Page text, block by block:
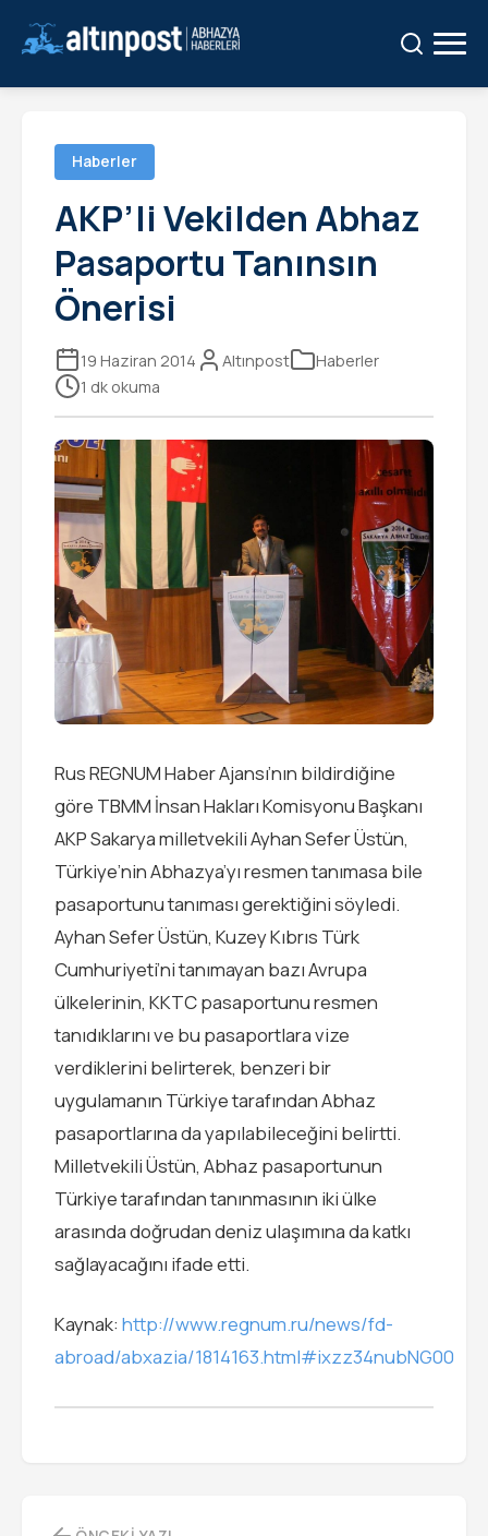
Haberler
AKP’li Vekilden Abhaz
Pasaportu Tanınsın
Önerisi
19 Haziran 2014 Altınpost
Haberler
1 dk okuma
Rus REGNUM Haber Ajansı’nın bildirdiğine
göre TBMM İnsan Hakları Komisyonu Başkanı
AKP Sakarya milletvekili Ayhan Sefer Üstün,
Türkiye’nin Abhazya’yı resmen tanımasa bile
pasaportunu tanıması gerektiğini söyledi.
Ayhan Sefer Üstün, Kuzey Kıbrıs Türk
Cumhuriyeti’ni tanımayan bazı Avrupa
ülkelerinin, KKTC pasaportunu resmen
tanıdıklarını ve bu pasaportlara vize
verdiklerini belirterek, benzeri bir
uygulamanın Türkiye tarafından Abhaz
pasaportlarına da yapılabileceğini belirtti.
Milletvekili Üstün, Abhaz pasaportunun
Türkiye tarafından tanınmasının iki ülke
arasında doğrudan deniz ulaşımına da katkı
sağlayacağını ifade etti.
Kaynak: http://www.regnum.ru/news/fd-
abroad/abxazia/1814163.html#ixzz34nubNG00